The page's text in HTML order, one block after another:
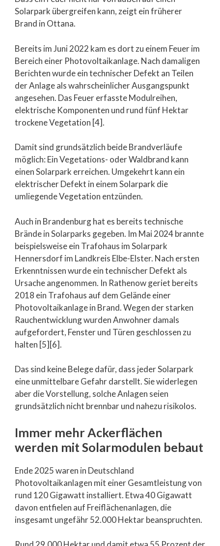
Solarpark übergreifen kann, zeigt ein früherer
Brand in Ottana.
Bereits im Juni 2022 kam es dort zu einem Feuer im
Bereich einer Photovoltaikanlage. Nach damaligen
Berichten wurde ein technischer Defekt an Teilen
der Anlage als wahrscheinlicher Ausgangspunkt
angesehen. Das Feuer erfasste Modulreihen,
elektrische Komponenten und rund fünf Hektar
trockene Vegetation [4].
Damit sind grundsätzlich beide Brandverläufe
möglich: Ein Vegetations- oder Waldbrand kann
einen Solarpark erreichen. Umgekehrt kann ein
elektrischer Defekt in einem Solarpark die
umliegende Vegetation entzünden.
Auch in Brandenburg hat es bereits technische
Brände in Solarparks gegeben. Im Mai 2024 brannte
beispielsweise ein Trafohaus im Solarpark
Hennersdorf im Landkreis Elbe-Elster. Nach ersten
Erkenntnissen wurde ein technischer Defekt als
Ursache angenommen. In Rathenow geriet bereits
2018 ein Trafohaus auf dem Gelände einer
Photovoltaikanlage in Brand. Wegen der starken
Rauchentwicklung wurden Anwohner damals
aufgefordert, Fenster und Türen geschlossen zu
halten [5][6].
Das sind keine Belege dafür, dass jeder Solarpark
eine unmittelbare Gefahr darstellt. Sie widerlegen
aber die Vorstellung, solche Anlagen seien
grundsätzlich nicht brennbar und nahezu risikolos.
Immer mehr Ackerflächen
werden mit Solarmodulen bebaut
Ende 2025 waren in Deutschland
Photovoltaikanlagen mit einer Gesamtleistung von
rund 120 Gigawatt installiert. Etwa 40 Gigawatt
davon entfielen auf Freiflächenanlagen, die
insgesamt ungefähr 52.000 Hektar beanspruchten.